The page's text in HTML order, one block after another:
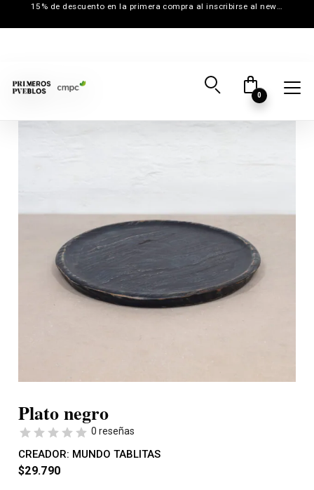
15% de descuento en la primera compra al inscribirse al newsletter
0
Plato negro
0 reseñas
CREADOR: MUNDO TABLITAS
$29.790